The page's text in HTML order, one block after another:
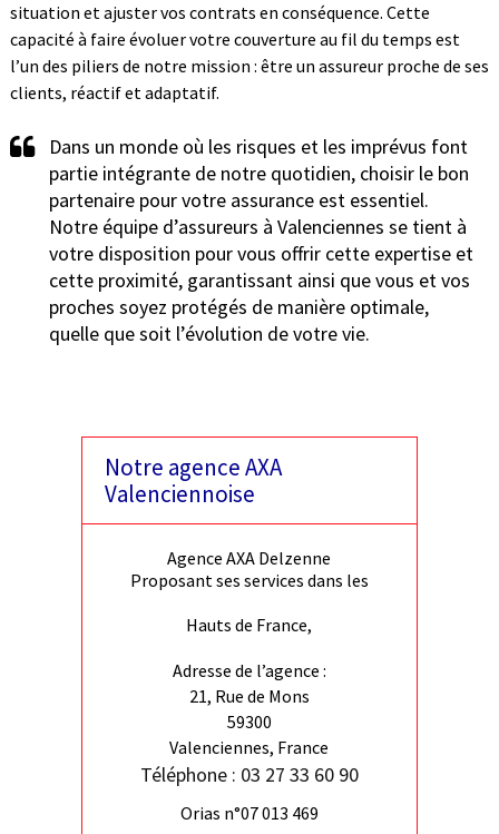
situation et ajuster vos contrats en conséquence. Cette
capacité à faire évoluer votre couverture au fil du temps est
l’un des piliers de notre mission : être un assureur proche de ses
clients, réactif et adaptatif.
Dans un monde où les risques et les imprévus font
partie intégrante de notre quotidien, choisir le bon
partenaire pour votre assurance est essentiel.
Notre équipe d’assureurs à Valenciennes se tient à
votre disposition pour vous offrir cette expertise et
cette proximité, garantissant ainsi que vous et vos
proches soyez protégés de manière optimale,
quelle que soit l’évolution de votre vie.
Notre agence AXA
Valenciennoise
Agence AXA Delzenne
Proposant ses services dans les
Hauts de France,
Adresse de l’agence :
21, Rue de Mons
59300
Valenciennes, France
Téléphone : 03 27 33 60 90
Orias n°07 013 469